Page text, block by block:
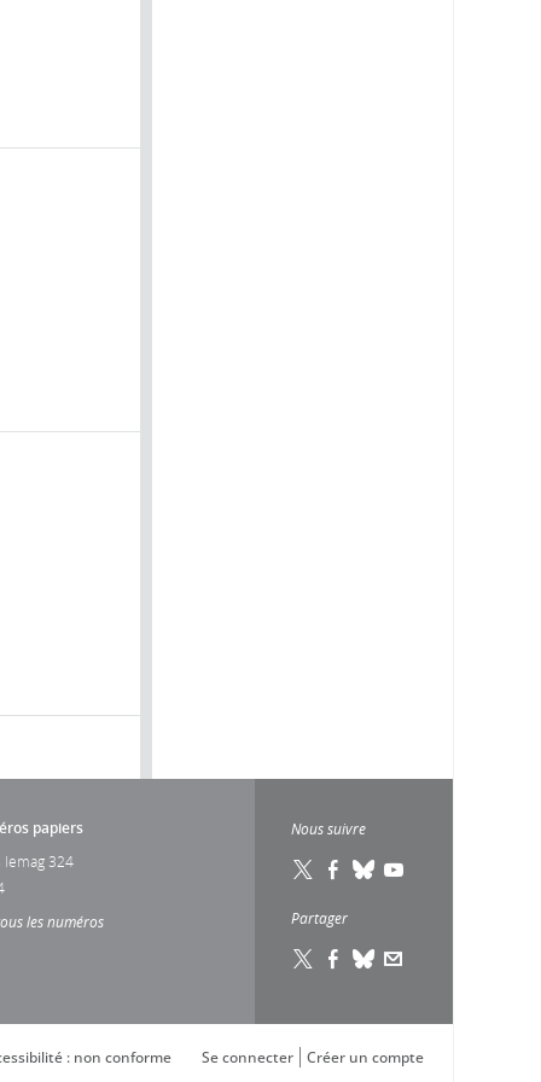
papiers
lemag 324
les numéros
Nous suivre
Partager
Créer un compte
Se connecter
: non conforme